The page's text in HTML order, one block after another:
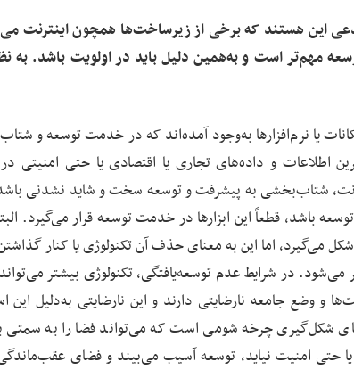
این هستند که برخی از زیرساخت‌ها همچون اینترنت
مهم‌تر است و به‌همین دلیل باید در اولویت باشد. به
یا نرم‌افزارها به‌وجود آمده‌اند که در خدمت توسعه و
اطلاعات و داده‌های تجاری یا اقتصادی یا حتی امنیتی
شتاب‌بخشی به پیشرفت و توسعه سخت و شاید نشدنی
باشد، قطعاً این ابزارها در خدمت توسعه قرار می‌گیرد.
می‌گیرد، اما این به معنای حذف آن تکنولوژی یا کنار
می‌شود. در شرایط عدم توسعه‌یافتگی، تکنولوژی بیشتر
و وضع جامعه نارضایتی دارند و این نارضایتی به‌دلیل
شکل‌گیری چرخه شومی است که می‌تواند فضا را به سمتی
یا حتی امنیت نیاید، توسعه آسیب می‌بیند و فضای